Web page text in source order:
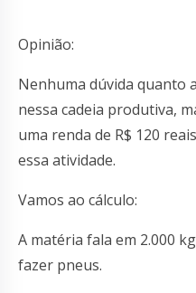
Opinião:
Nenhuma dúvida quanto
nessa cadeia produtiva,
uma renda de R$ 120
essa atividade.
Vamos ao cálculo:
A matéria fala em 2.000
fazer pneus.